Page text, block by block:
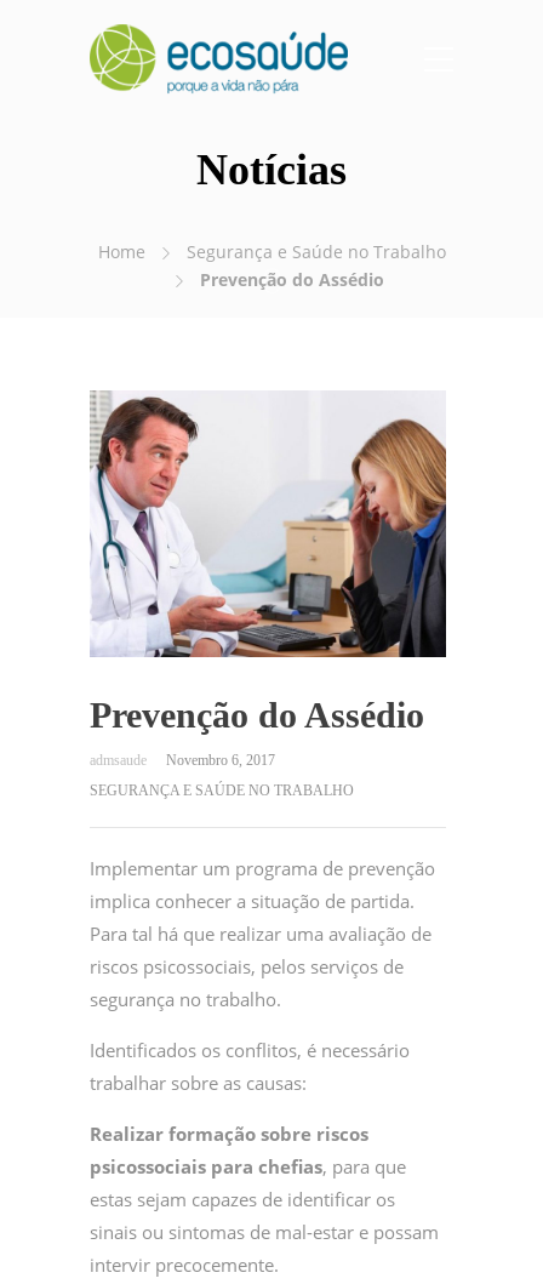
Notícias
Home
Segurança e Saúde no Trabalho
Prevenção do Assédio
Prevenção do Assédio
Novembro 6, 2017
SEGURANÇA E SAÚDE NO TRABALHO
Implementar um programa de prevenção
implica conhecer a situação de partida.
Para tal há que realizar uma avaliação de
riscos psicossociais, pelos serviços de
segurança no trabalho.
Identificados os conflitos, é necessário
trabalhar sobre as causas:
Realizar formação sobre riscos
psicossociais para chefias, para que
estas sejam capazes de identificar os
sinais ou sintomas de mal-estar e possam
intervir precocemente.